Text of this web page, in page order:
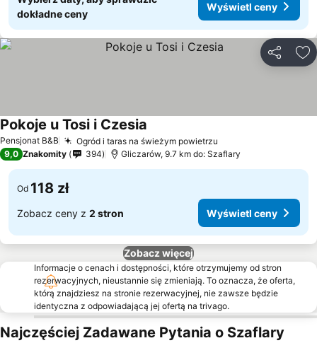
dokładne ceny
Wyświetl ceny
Pensjonat B&B Ogród i taras na świeżym powietrzu
Pokoje u Tosi i Czesia
9,0 Znakomity 394 Gliczarów, 9.7 km do: Szaflary
Od 118 zł
Zobacz ceny z 2 stron Wyświetl ceny
Zobacz więcej
Informacje o cenach i dostępności, które otrzymujemy od stron
rezerwacyjnych, nieustannie się zmieniają. To oznacza, że oferta,
którą znajdziesz na stronie rezerwacyjnej, nie zawsze będzie
identyczna z odpowiadającą jej ofertą na trivago.
Najczęściej Zadawane Pytania o Szaflary